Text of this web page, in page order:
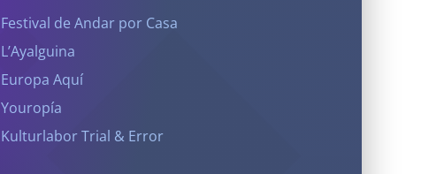
Festival de Andar por Casa
L’Ayalguina
Europa Aquí
Youropía
Kulturlabor Trial & Error